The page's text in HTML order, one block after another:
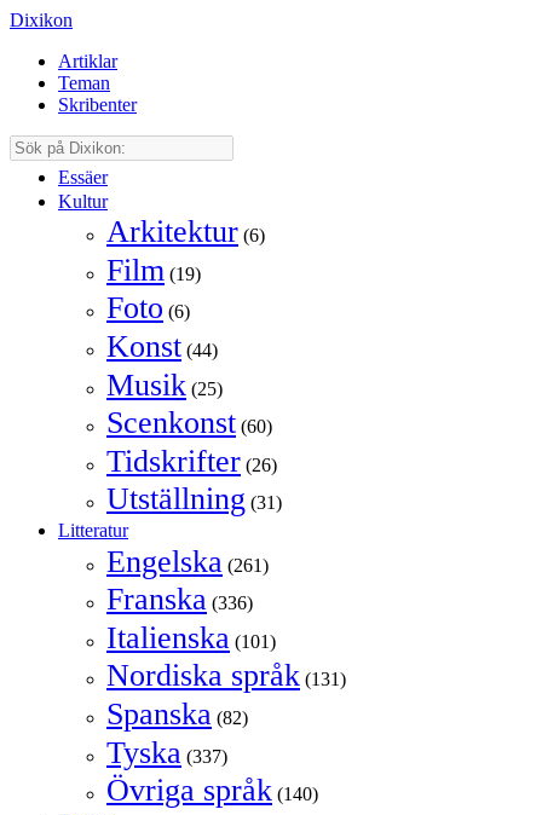
Dixikon
Artiklar
Teman
Skribenter
Essäer
Kultur
Arkitektur (6)
Film (19)
Foto (6)
Konst (44)
Musik (25)
Scenkonst (60)
Tidskrifter (26)
Utställning (31)
Litteratur
Engelska (261)
Franska (336)
Italienska (101)
Nordiska språk (131)
Spanska (82)
Tyska (337)
Övriga språk (140)